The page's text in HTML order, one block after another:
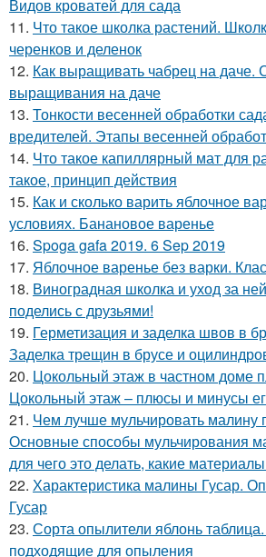
Видов кроватей для сада
11. Что такое школка растений.
черенков и деленок
12. Как выращивать чабрец на даче.
выращивания на даче
13. Тонкости весенней обработки
вредителей. Этапы весенней
14. Что такое капиллярный мат для
такое, принцип действия
15. Как и сколько варить яблочное
условиях. Банановое варенье
16. Spoga gafa 2019. 6 Sep 2019
17. Яблочное варенье без варки.
18. Виноградная школка и уход за
поделись с друзьями!
19. Герметизация и заделка швов в
Заделка трещин в брусе и
20. Цокольный этаж в частном доме
Цокольный этаж – плюсы и минусы
21. Чем лучше мульчировать малину
Основные способы мульчирования
для чего это делать, какие
22. Характеристика малины Гусар.
Гусар
23. Сорта опылители яблонь
подходящие для опыления